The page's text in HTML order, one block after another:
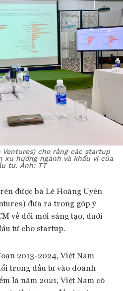
Ventures) cho rằng các startup
xu hướng ngành và khẩu vị của
tư. Ảnh: TT
được bà Lê Hoàng Uyên
đưa ra trong góp ý
về đổi mới sáng tạo, dưới
tư cho startup.
2013-2024, Việt Nam
trong đầu tư vào doanh
là năm 2021, Việt Nam có